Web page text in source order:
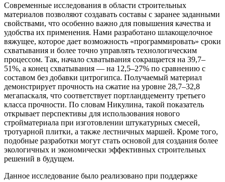
Современные исследования в области строительных
материалов позволяют создавать составы с заранее заданными
свойствами, что особенно важно для повышения качества и
удобства их применения. Нами разработано шлакощелочное
вяжущее, которое дает возможность «программировать» сроки
схватывания и более точно управлять технологическим
процессом. Так, начало схватывания сокращается на 39,7–
51%, а конец схватывания — на 12,5–27% по сравнению с
составом без добавки цитрогипса. Получаемый материал
демонстрирует прочность на сжатие на уровне 28,7–32,8
мегапаскаля, что соответствует портландцементу третьего
класса прочности. По словам Никулина, такой показатель
открывает перспективы для использования нового
стройматериала при изготовлении штукатурных смесей,
тротуарной плитки, а также лестничных маршей. Кроме того,
подобные разработки могут стать основой для создания более
экологичных и экономически эффективных строительных
решений в будущем.
Данное исследование было реализовано при поддержке